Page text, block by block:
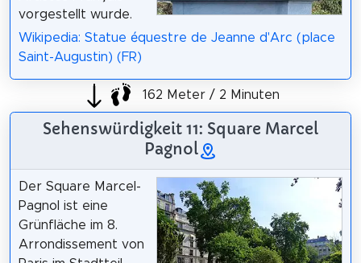
vorgestellt wurde.
Wikipedia: Statue équestre de Jeanne d'Arc (place
Saint-Augustin) (FR)
162 Meter / 2 Minuten
Sehenswürdigkeit 11: Square Marcel
Pagnol
Der Square Marcel-
Pagnol ist eine
Grünfläche im 8.
Arrondissement von